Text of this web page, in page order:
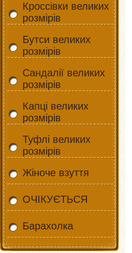
Кроссівки великих
розмірів
Бутси великих
розмірів
Сандалії великих
розмірів
Капці великих
розмірів
Туфлі великих
розмірів
Жіноче взуття
ОЧІКУЄТЬСЯ
Барахолка